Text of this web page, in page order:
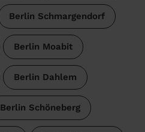
Berlin Schmargendorf
Berlin Moabit
Berlin Dahlem
Berlin Schöneberg